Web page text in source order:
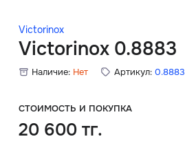
Victorinox
Victorinox 0.8883
Наличие: Нет Артикул: 0.8883
СТОИМОСТЬ И ПОКУПКА
20 600 тг.
Главная
О нас